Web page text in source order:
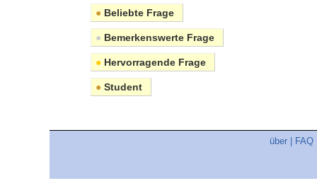
● Beliebte Frage
● Bemerkenswerte Frage
● Hervorragende Frage
● Student
über FAQ